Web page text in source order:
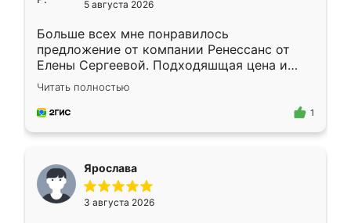
5 августа 2026
Больше всех мне понравилось
предложение от компании Ренессанс от
Елены Сергеевой. Подходяшщая цена и
короткие сроки изготовления. Приехавший
для замера сотрудник Владислав
предложил по моему эскизу самый
Читать полностью
1
Ярослава
3 августа 2026